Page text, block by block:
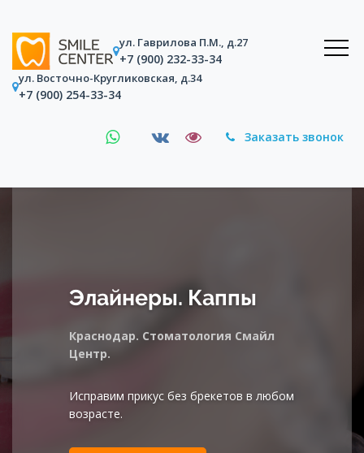
ул. Гаврилова П.М., д.27
+7 (900) 232-33-34
ул. Восточно-Кругликовская, д.34
+7 (900) 254-33-34
Заказать звонок
Элайнеры. Каппы
Краснодар. Стоматология Смайл
Центр.
Исправим прикус без брекетов в любом
возрасте.